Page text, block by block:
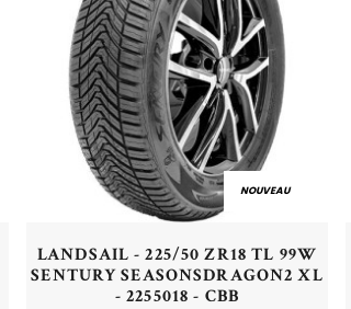
NOUVEAU
LANDSAIL - 225/50 ZR18 TL 99W
SENTURY SEASONSDRAGON2 XL
- 2255018 - CBB